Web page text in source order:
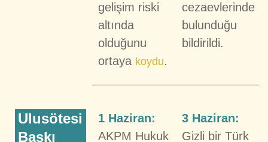
gelişim riski
altında
olduğunu
ortaya koydu.
cezaevlerinde
bulunduğu
bildirildi.
Ulusötesi
Baskı
1 Haziran:
AKPM Hukuk
3 Haziran:
Gizli bir Türk